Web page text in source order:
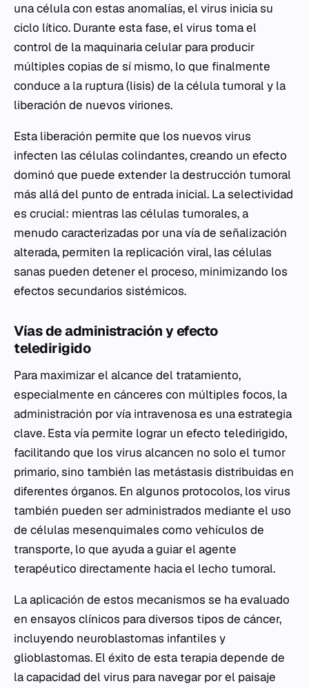
una célula con estas anomalías, el virus inicia su
ciclo lítico. Durante esta fase, el virus toma el
control de la maquinaria celular para producir
múltiples copias de sí mismo, lo que finalmente
conduce a la ruptura (lisis) de la célula tumoral y la
liberación de nuevos viriones.
Esta liberación permite que los nuevos virus
infecten las células colindantes, creando un efecto
dominó que puede extender la destrucción tumoral
más allá del punto de entrada inicial. La selectividad
es crucial: mientras las células tumorales, a
menudo caracterizadas por una vía de señalización
alterada, permiten la replicación viral, las células
sanas pueden detener el proceso, minimizando los
efectos secundarios sistémicos.
Vías de administración y efecto
teledirigido
Para maximizar el alcance del tratamiento,
especialmente en cánceres con múltiples focos, la
administración por vía intravenosa es una estrategia
clave. Esta vía permite lograr un efecto teledirigido,
facilitando que los virus alcancen no solo el tumor
primario, sino también las metástasis distribuidas en
diferentes órganos. En algunos protocolos, los virus
también pueden ser administrados mediante el uso
de células mesenquimales como vehículos de
transporte, lo que ayuda a guiar el agente
terapéutico directamente hacia el lecho tumoral.
La aplicación de estos mecanismos se ha evaluado
en ensayos clínicos para diversos tipos de cáncer,
incluyendo neuroblastomas infantiles y
glioblastomas. El éxito de esta terapia depende de
la capacidad del virus para navegar por el paisaje